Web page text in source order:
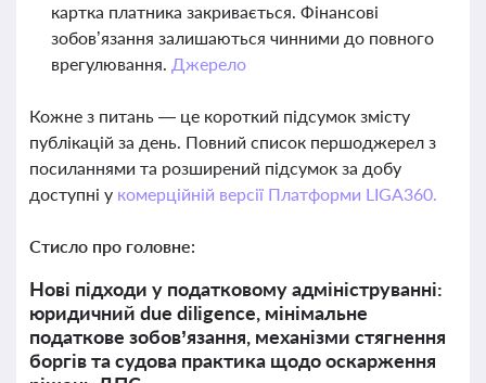
картка платника закривається. Фінансові
зобов’язання залишаються чинними до повного
врегулювання. Джерело
Кожне з питань — це короткий підсумок змісту
публікацій за день. Повний список першоджерел з
посиланнями та розширений підсумок за добу
доступні у комерційній версії Платформи LIGA360.
Стисло про головне:
Нові підходи у податковому адмініструванні:
юридичний due diligence, мінімальне
податкове зобов’язання, механізми стягнення
боргів та судова практика щодо оскарження